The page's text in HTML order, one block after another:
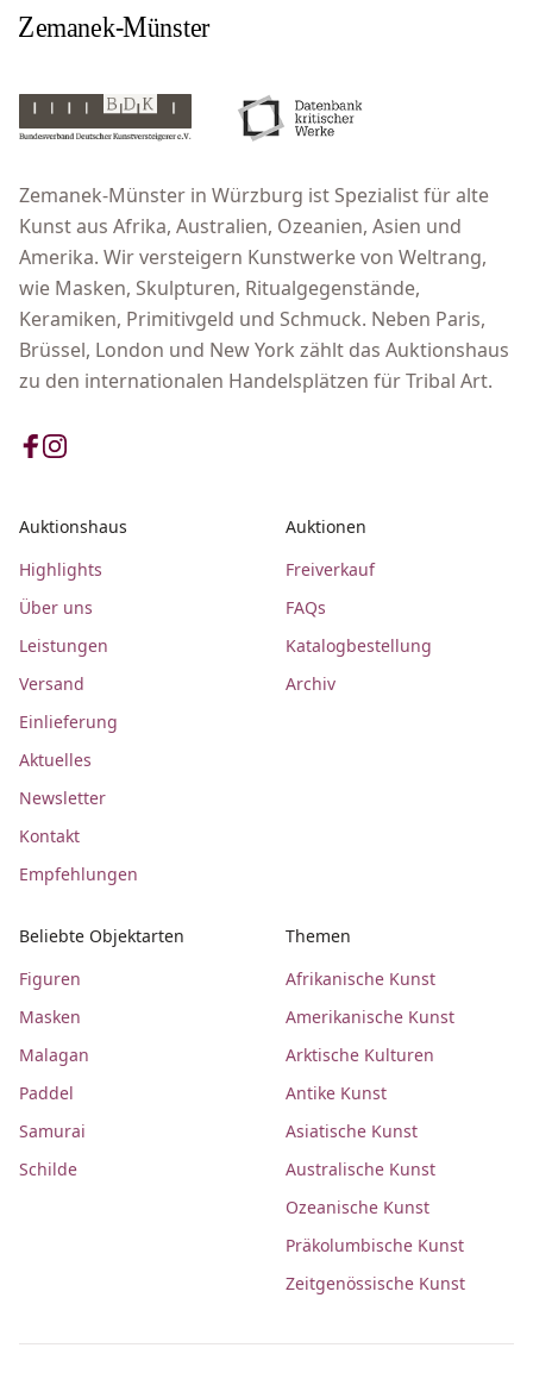
Zemanek-Münster in Würzburg ist Spezialist für alte
Kunst aus Afrika, Australien, Ozeanien, Asien und
Amerika. Wir versteigern Kunstwerke von Weltrang,
wie Masken, Skulpturen, Ritualgegenstände,
Keramiken, Primitivgeld und Schmuck. Neben Paris,
Brüssel, London und New York zählt das Auktionshaus
zu den internationalen Handelsplätzen für Tribal Art.
Auktionshaus
Highlights
Über uns
Leistungen
Versand
Einlieferung
Aktuelles
Newsletter
Kontakt
Empfehlungen
Auktionen
Freiverkauf
FAQs
Katalogbestellung
Archiv
Beliebte Objektarten
Figuren
Masken
Malagan
Paddel
Samurai
Schilde
Themen
Afrikanische Kunst
Amerikanische Kunst
Arktische Kulturen
Antike Kunst
Asiatische Kunst
Australische Kunst
Ozeanische Kunst
Präkolumbische Kunst
Zeitgenössische Kunst